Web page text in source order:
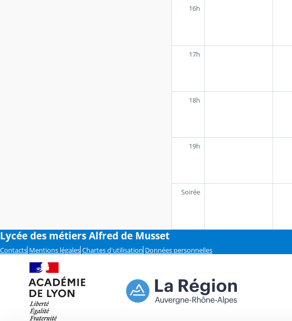
16h
17h
18h
19h
Soirée
Lycée des métiers Alfred de Musset
Contacts Mentions légales Chartes d'utilisation Données personnelles